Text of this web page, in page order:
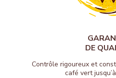
DE
Contrôle rigoureux et
café vert